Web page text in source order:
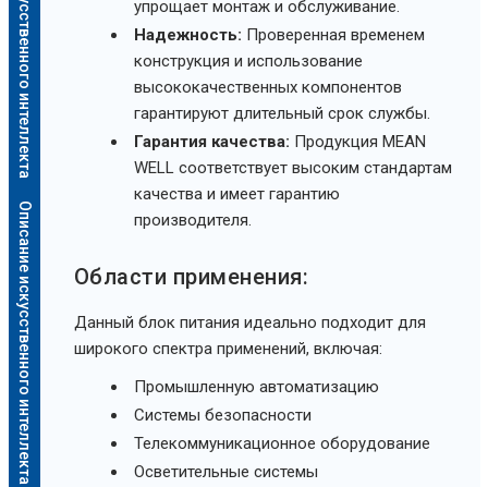
Описание искусственного интеллекта
упрощает монтаж и обслуживание.
Надежность: Проверенная временем
конструкция и использование
высококачественных компонентов
гарантируют длительный срок службы.
Гарантия качества: Продукция MEAN
WELL соответствует высоким стандартам
качества и имеет гарантию
производителя.
Области применения:
Данный блок питания идеально подходит для
широкого спектра применений, включая:
Промышленную автоматизацию
Системы безопасности
Телекоммуникационное оборудование
Осветительные системы